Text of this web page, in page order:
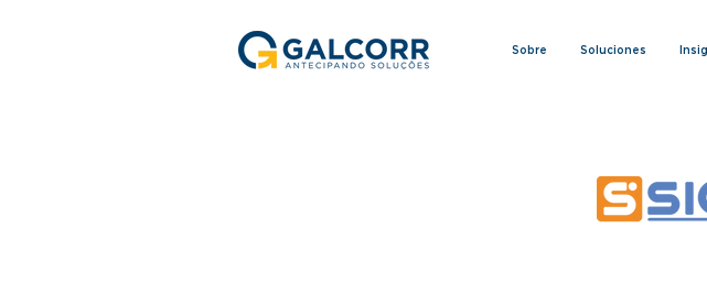
Sobre Soluciones